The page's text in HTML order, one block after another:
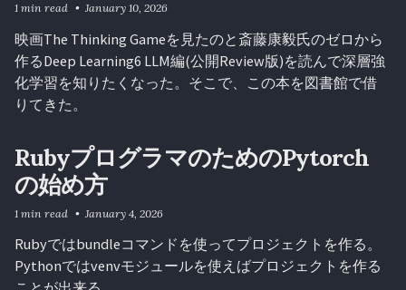
映画The Thinking Gameを見たのと斎藤康毅氏のゼロから
作るDeep Learning6 LLM編(公開Review版)を読んで深層強
化学習を知りたくなった。そこで、この本を図書館で借
りてきた。
1 min read January 10, 2026
RubyプログラマのためのPytorch
の始め方
Rubyではbundleコマンドを使ってプロジェクトを作る。
Pythonではvenvモジュールを使えばプロジェクトを作る
1 min read January 4, 2026